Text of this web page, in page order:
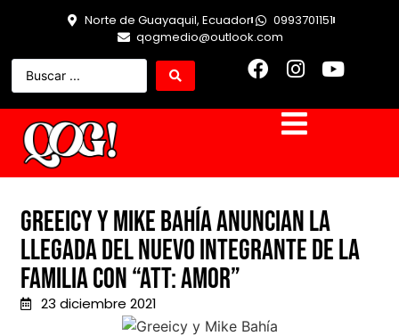
Norte de Guayaquil, Ecuador
0993701151
qogmedio@outlook.com
Greeicy y Mike Bahía anuncian la
llegada del nuevo integrante de la
familia con “Att: Amor”
23 diciembre 2021